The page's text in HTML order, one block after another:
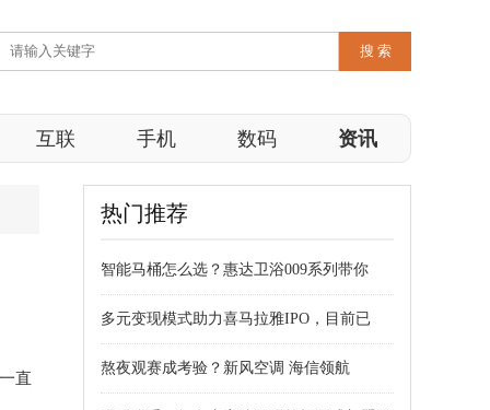
互联 手机 数码 资讯
直
热门推荐
智能马桶怎么选？惠达卫浴009系列带你
多元变现模式助力喜马拉雅IPO，目前已
熬夜观赛成考验？新风空调 海信领航